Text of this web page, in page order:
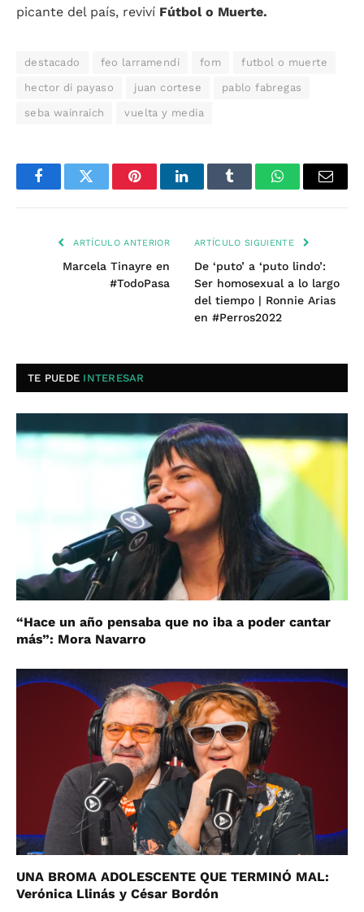
picante del país, reviví Fútbol o Muerte.
destacado feo larramendi fom futbol o muerte
hector di payaso juan cortese pablo fabregas
seba wainraich vuelta y media
FacebookTwitter PinterestLinkedInTumblr WhatsAppEmail
ARTÍCULO ANTERIOR
Marcela Tinayre en
#TodoPasa
ARTÍCULO SIGUIENTE
De ‘puto’ a ‘puto lindo’:
Ser homosexual a lo largo
del tiempo | Ronnie Arias
en #Perros2022
TE PUEDE INTERESAR
“Hace un año pensaba que no iba a poder cantar
más”: Mora Navarro
UNA BROMA ADOLESCENTE QUE TERMINÓ MAL:
Verónica Llinás y César Bordón